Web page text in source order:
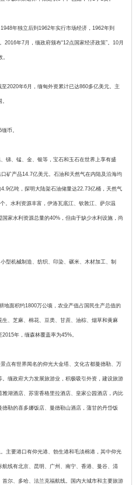
年独立后到1962年实行市场经济，1962年到
年7月，缅政府颁布“12点国家经济政策”。10月
年6月，缅甸外资累计已达860多亿美元。主
币。
锑、锰、金、银等，宝石和玉石在世界上享有盛
矿产品14.7亿美元。石油和天然气在内陆及沿海均
亿吨，探明大陆架石油储量达22.73亿桶，天然气
。水利资源丰富，伊洛瓦底江、钦敦江、萨尔温
家水利资源总量的40%，但由于缺少水利设施，尚
型机械制造、纺织、印染、碾米、木材加工、制
地面积约1800万公顷，农业产值占国民生产总值的
、芝麻、棉花、豆类、甘蔗、油棕、烟草和黄麻
年，缅森林覆盖率为45%。
点有世界闻名的仰光大金塔、文化古都曼德勒、万
缅政府大力发展旅游业，积极吸引外资，建设旅游
湖酒店、苏雷香格里拉酒店、皇家公园酒店，内比
勒的喜多娜饭店、曼德勒山酒店，蒲甘的丹岱饭
主要港口有仰光港、勃生港和毛淡棉港，其中仰光
线有北京、昆明、广州、南宁、香港、曼谷、清
尔、多哈、法兰克福航线。国内大城市和主要旅游